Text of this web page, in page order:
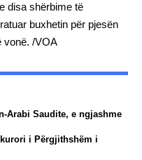
disa shërbime të
buxhetin për pjesën
vonë. /VOA
Arabi Saudite, e ngjashme
i Përgjithshëm i